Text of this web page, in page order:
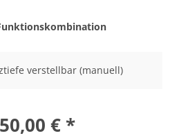
verstellbar (manuell)
€ *